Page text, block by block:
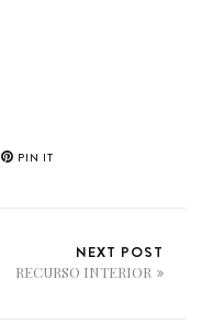
PIN IT
NEXT POST
RECURSO INTERIOR